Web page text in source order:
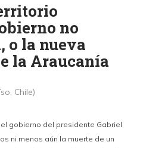
no
o la nueva
la Araucanía
Chile)
gobierno del presidente Gabriel
ni menos aún la muerte de un